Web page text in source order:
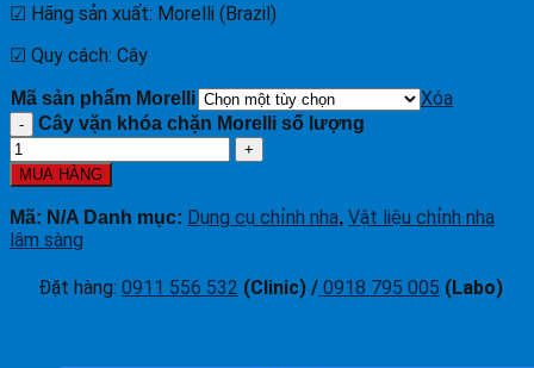
☑ Hãng sản xuất: Morelli (Brazil)
☑ Quy cách: Cây
Mã sản phẩm Morelli Xóa
Cây vặn khóa chặn Morelli số lượng
MUA HÀNG
Mã: N/A Danh mục: Dụng cụ chỉnh nha, Vật liệu chỉnh nha
lâm sàng
Đặt hàng: 0911 556 532 (Clinic) / 0918 795 005 (Labo)